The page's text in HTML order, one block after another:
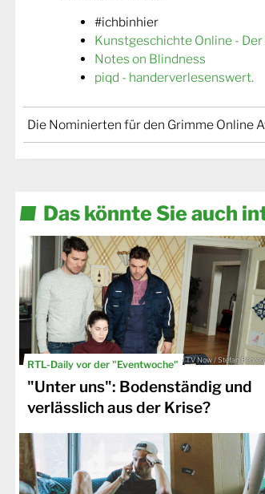
#ichbinhier
Kunstgeschichte Online -
Notes on Blindness
piqd - handerverlesenswert.
Die Nominierten für den Grimme Online
Das könnte Sie auch
RTL-Daily vor der "Eventwoche" © TV Now / Stefan
"Unter uns": Bodenständig und
verlässlich aus der Krise?